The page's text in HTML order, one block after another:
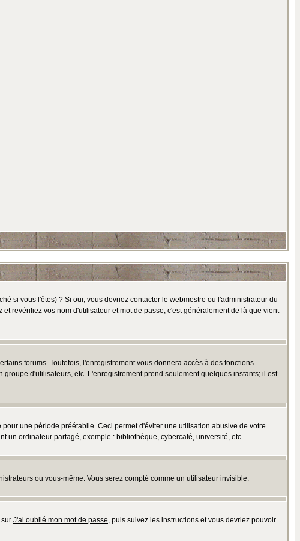
si vous l'êtes) ? Si oui, vous devriez contacter le webmestre ou l'administrateur du
revérifiez vos nom d'utilisateur et mot de passe; c'est généralement de là que vient
forums. Toutefois, l'enregistrement vous donnera accès à des fonctions
d'utilisateurs, etc. L'enregistrement prend seulement quelques instants; il est
une période préétablie. Ceci permet d'éviter une utilisation abusive de votre
un ordinateur partagé, exemple : bibliothèque, cybercafé, université, etc.
ou vous-même. Vous serez compté comme un utilisateur invisible.
J'ai oublié mon mot de passe, puis suivez les instructions et vous devriez pouvoir